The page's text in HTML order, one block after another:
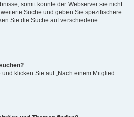
somit konnte der Webserver sie nicht
Suche und geben Sie spezifischere
Sie die Suche auf verschiedene
klicken Sie auf „Nach einem Mitglied